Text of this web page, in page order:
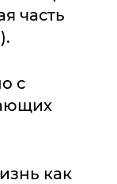
часть
с
как